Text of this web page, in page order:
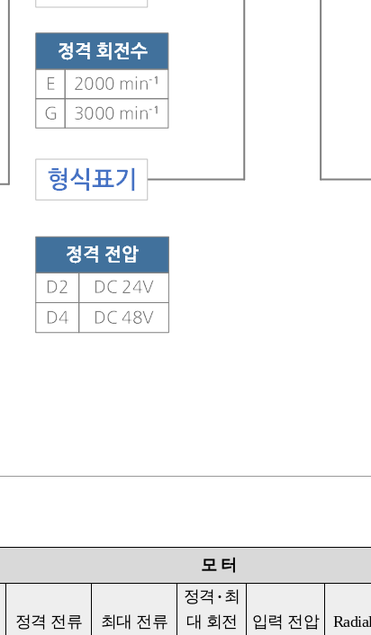
모 터
정격 전류 최대 전류
정격 · 최
대 회전
입력 전압